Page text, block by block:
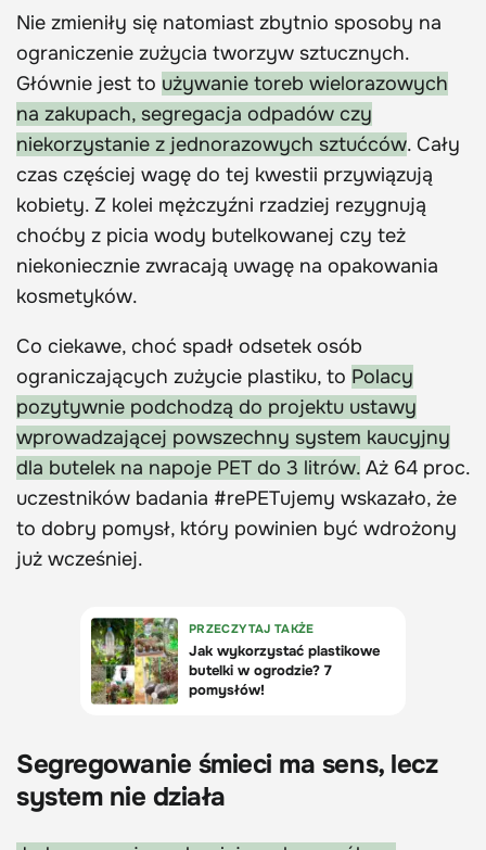
Nie zmieniły się natomiast zbytnio sposoby na
ograniczenie zużycia tworzyw sztucznych.
Głównie jest to używanie toreb wielorazowych
na zakupach, segregacja odpadów czy
niekorzystanie z jednorazowych sztućców. Cały
czas częściej wagę do tej kwestii przywiązują
kobiety. Z kolei mężczyźni rzadziej rezygnują
choćby z picia wody butelkowanej czy też
niekoniecznie zwracają uwagę na opakowania
kosmetyków.
Co ciekawe, choć spadł odsetek osób
ograniczających zużycie plastiku, to Polacy
pozytywnie podchodzą do projektu ustawy
wprowadzającej powszechny system kaucyjny
dla butelek na napoje PET do 3 litrów. Aż 64 proc.
uczestników badania #rePETujemy wskazało, że
to dobry pomysł, który powinien być wdrożony
już wcześniej.
Segregowanie śmieci ma sens, lecz
system nie działa